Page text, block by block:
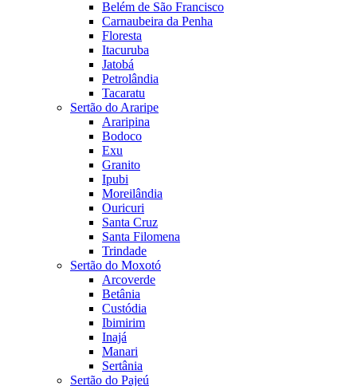
Belém de São Francisco
Carnaubeira da Penha
Floresta
Itacuruba
Jatobá
Petrolândia
Tacaratu
Sertão do Araripe
Araripina
Bodoco
Exu
Granito
Ipubi
Moreilândia
Ouricuri
Santa Cruz
Santa Filomena
Trindade
Sertão do Moxotó
Arcoverde
Betânia
Custódia
Ibimirim
Inajá
Manari
Sertânia
Sertão do Pajeú